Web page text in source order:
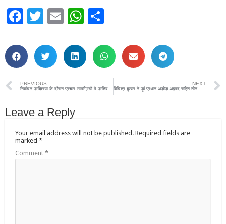
Facebook
Twitter
EmailWhatsApp
PREVIOUS
निर्वाचन प्रक्रिया के दौरान प्रचार सामग्रियों में प्रतिबन्धित प्लास्टिक का प्रयोग न किया जायेः- एडीएम
NEXT
विचित्र बुखार ने पूर्व प्रधान अज़ीज़ अहमद सहित तीन को मौत की नींद सुलाया
Leave a Reply
Your email address will not be published. Required fields are
marked *
Comment *